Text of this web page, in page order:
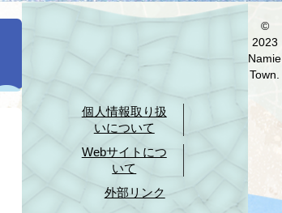
個人情報取り扱
いについて
Webサイトにつ
いて
外部リンク
©
2023
Namie
Town.